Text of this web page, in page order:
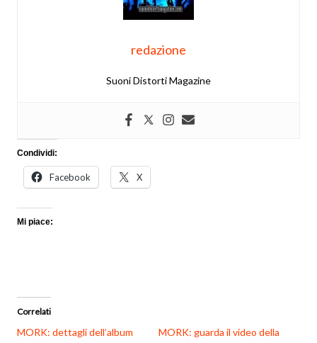
redazione
Suoni Distorti Magazine
Condividi:
Facebook X
Mi piace:
Correlati
MORK: dettagli dell’album
MORK: guarda il video della